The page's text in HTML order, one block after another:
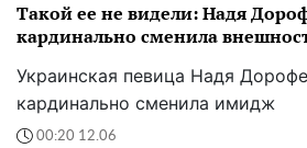
Такой ее не видели: Надя
кардинально сменила
Украинская певица Надя
кардинально сменила имидж
00:20 12.06